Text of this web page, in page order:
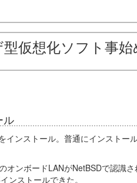
仮想化ソフト事
ル
インストール。普通にインストー
ンボードLANがNetBSDで認識
ンストールできた。